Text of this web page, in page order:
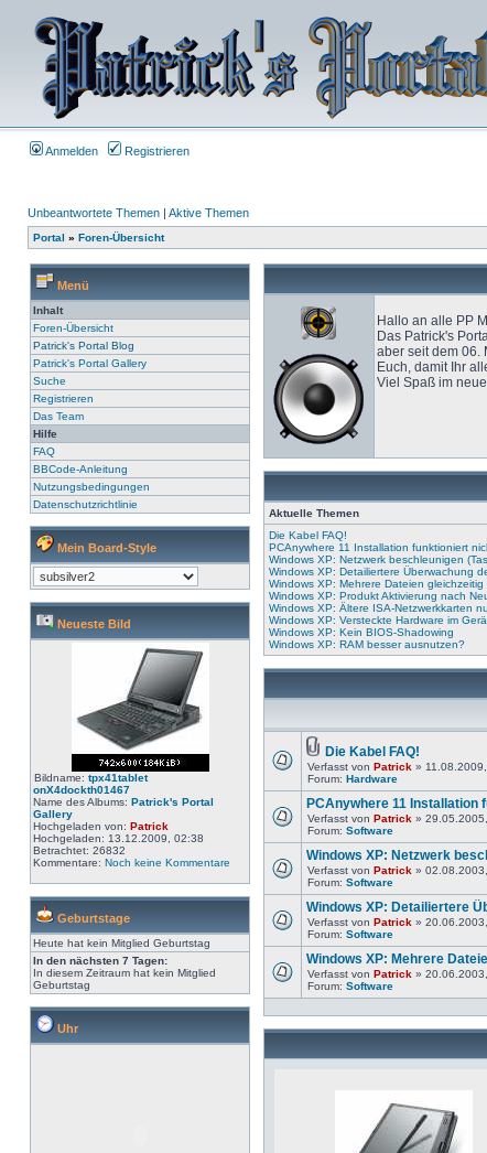
Anmelden Registrieren
Unbeantwortete Themen | Aktive Themen
Portal » Foren-Übersicht
Menü
Inhalt
Foren-Übersicht
Patrick's Portal Blog
Patrick's Portal Gallery
Suche
Registrieren
Das Team
Hilfe
FAQ
BBCode-Anleitung
Nutzungsbedingungen
Datenschutzrichtlinie
Mein Board-Style
Neueste Bild
Bildname: tpx41tablet
onX4dockth01467
Name des Albums: Patrick's Portal
Gallery
Hochgeladen von: Patrick
Hochgeladen: 13.12.2009, 02:38
Betrachtet: 26832
Kommentare: Noch keine Kommentare
Geburtstage
Heute hat kein Mitglied Geburtstag
In den nächsten 7 Tagen:
In diesem Zeitraum hat kein Mitglied
Geburtstag
Uhr
Hallo an alle PP
Das Patrick's
aber seit dem 06.
Euch, damit Ihr
Viel Spaß im
Aktuelle Themen
Die Kabel FAQ!
PCAnywhere 11 Installation funktioniert
Windows XP: Netzwerk beschleunigen
Windows XP: Detailiertere Überwachung
Windows XP: Mehrere Dateien
Windows XP: Produkt Aktivierung nach
Windows XP: Ältere ISA-Netzwerkkarten
Windows XP: Versteckte Hardware im
Windows XP: Kein BIOS-Shadowing
Windows XP: RAM besser ausnutzen?
Die Kabel FAQ!
Verfasst von Patrick »
Forum: Hardware
PCAnywhere 11 Installation
Verfasst von Patrick »
Forum: Software
Windows XP: Netzwerk
Verfasst von Patrick »
Forum: Software
Windows XP: Detailiertere
Verfasst von Patrick »
Forum: Software
Windows XP: Mehrere
Verfasst von Patrick »
Forum: Software